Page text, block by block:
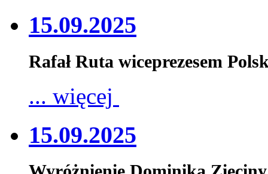
15.09.2025
Rafał Ruta wiceprezesem
... więcej
15.09.2025